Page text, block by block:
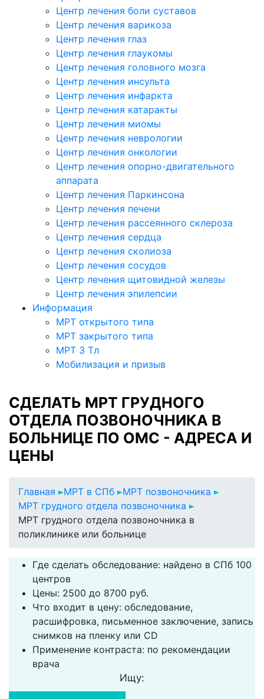
Центр лечения боли суставов
Центр лечения варикоза
Центр лечения глаз
Центр лечения глаукомы
Центр лечения головного мозга
Центр лечения инсульта
Центр лечения инфаркта
Центр лечения катаракты
Центр лечения миомы
Центр лечения неврологии
Центр лечения онкологии
Центр лечения опорно-двигательного
аппарата
Центр лечения Паркинсона
Центр лечения печени
Центр лечения рассеянного склероза
Центр лечения сердца
Центр лечения сколиоза
Центр лечения сосудов
Центр лечения щитовидной железы
Центр лечения эпилепсии
Информация
МРТ открытого типа
МРТ закрытого типа
МРТ 3 Тл
Мобилизация и призыв
СДЕЛАТЬ МРТ ГРУДНОГО
ОТДЕЛА ПОЗВОНОЧНИКА В
БОЛЬНИЦЕ ПО ОМС - АДРЕСА И
ЦЕНЫ
Главная МРТ в СПб
МРТ позвоночника
МРТ грудного отдела позвоночника
МРТ грудного отдела позвоночника в
поликлинике или больнице
Где сделать обследование: найдено в СПб 100
центров
Цены: 2500 до 8700 руб.
Что входит в цену: обследование,
расшифровка, письменное заключение, запись
снимков на пленку или CD
Применение контраста: по рекомендации
врача
Ищу: